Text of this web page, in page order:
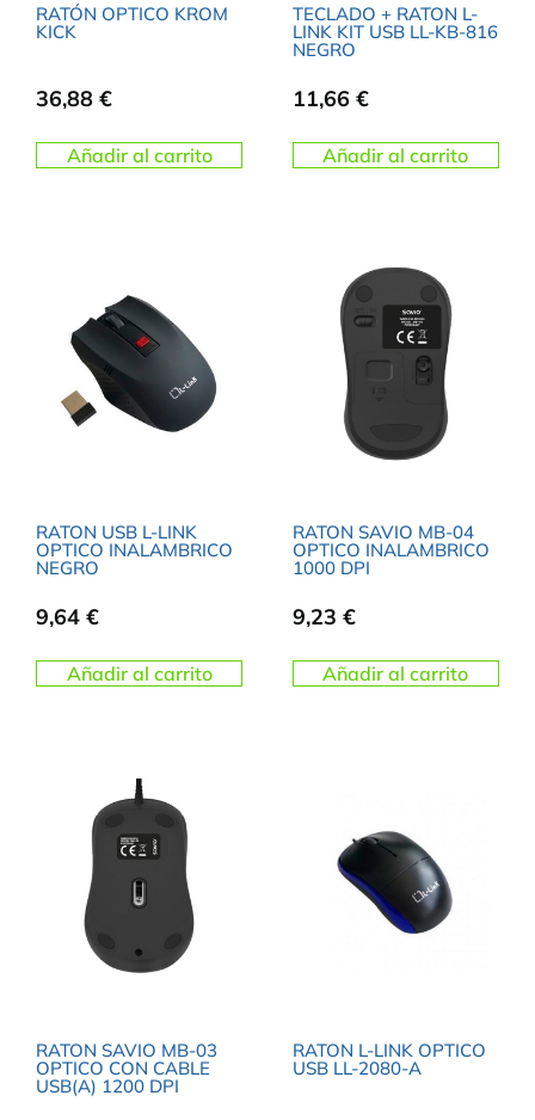
RATÓN OPTICO KROM
KICK
36,88€
Añadir al carrito
TECLADO + RATON L-
LINK KIT USB LL-KB-816
NEGRO
11,66 €
Añadir al carrito
RATON USB L-LINK
OPTICO INALAMBRICO
NEGRO
9,64€
Añadir al carrito
RATON SAVIO MB-04
OPTICO INALAMBRICO
1000 DPI
9,23 €
Añadir al carrito
RATON SAVIO MB-03
OPTICO CON CABLE
USB(A) 1200 DPI
RATON L-LINK OPTICO
USB LL-2080-A